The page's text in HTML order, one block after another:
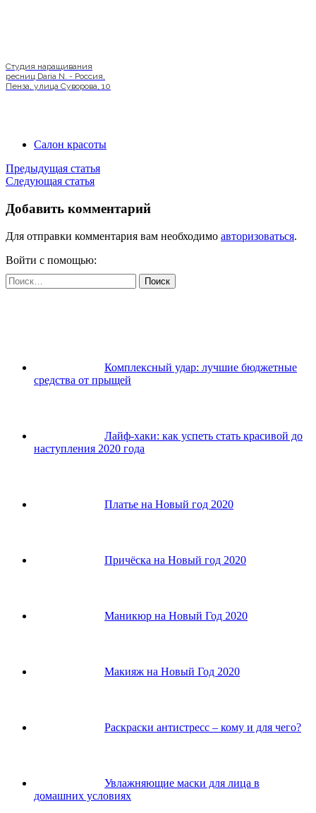
Студия наращивания
ресниц Daria N. - Россия,
Пенза, улица Суворова, 10
Салон красоты
Предыдущая статья
Следующая статья
Добавить комментарий
Для отправки комментария вам необходимо авторизоваться.
Войти с помощью:
Найти:
Комплексный удар: лучшие бюджетные
средства от прыщей
Лайф-хаки: как успеть стать красивой до
наступления 2020 года
Платье на Новый год 2020
Причёска на Новый год 2020
Маникюр на Новый Год 2020
Макияж на Новый Год 2020
Раскраски антистресс – кому и для чего?
Увлажняющие маски для лица в
домашних условиях